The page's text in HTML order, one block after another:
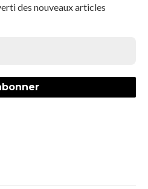
des nouveaux articles